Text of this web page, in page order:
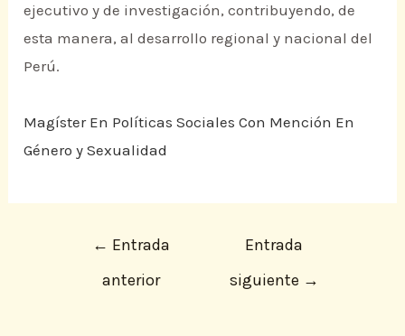
ejecutivo y de investigación, contribuyendo, de
esta manera, al desarrollo regional y nacional del
Perú.
Magíster En Políticas Sociales Con Mención En
Género y Sexualidad
← Entrada
anterior
Entrada
siguiente →